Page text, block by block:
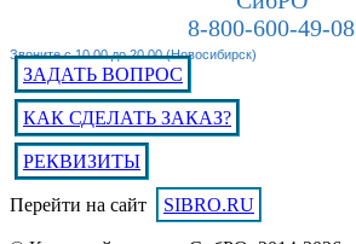
8-800-600-49-08
Звоните с 10.00 до 20.00 (Новосибирск)
ЗАДАТЬ ВОПРОС
КАК СДЕЛАТЬ ЗАКАЗ?
РЕКВИЗИТЫ
Перейти на сайт SIBRO.RU